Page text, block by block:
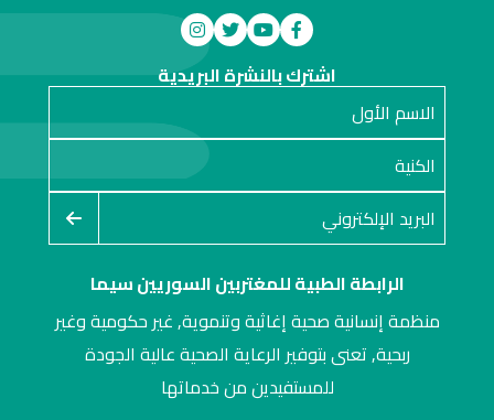
الرابطة الطبية للمغتربين السوريين سيما
منظمة إنسانية صحية إغاثية وتنموية, غير حكومية وغير
ربحية, تعنى بتوفير الرعاية الصحية عالية الجودة
للمستفيدين من خدماتها
اشترك بالنشرة البريدية